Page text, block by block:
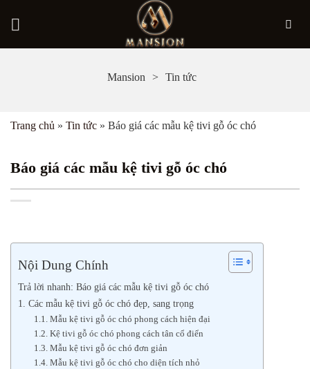
Mansion Tin tức
Trang chủ » Tin tức » Báo giá các mẫu kệ tivi gỗ óc chó
Báo giá các mẫu kệ tivi gỗ óc chó
Nội Dung Chính
Trả lời nhanh: Báo giá các mẫu kệ tivi gỗ óc chó
1. Các mẫu kệ tivi gỗ óc chó đẹp, sang trọng
1.1. Mẫu kệ tivi gỗ óc chó phong cách hiện đại
1.2. Kệ tivi gỗ óc chó phong cách tân cổ điển
1.3. Mẫu kệ tivi gỗ óc chó đơn giản
1.4. Mẫu kệ tivi gỗ óc chó cho diện tích nhỏ